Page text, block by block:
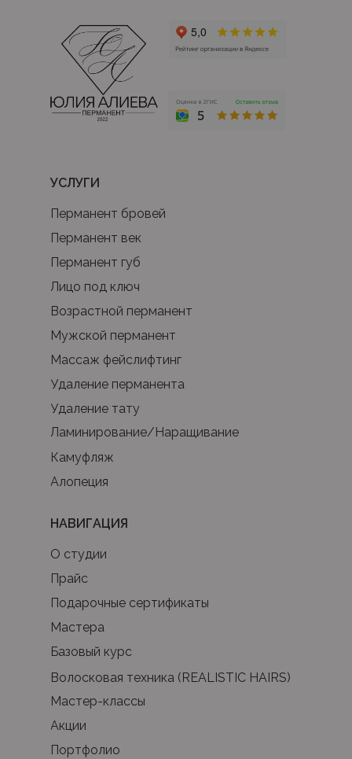
УСЛУГИ
НАВИГАЦИЯ
Портфолио
Мастер-классы
Прайс
Акции
Подарочные сертификаты
Волосковая техника (REALISTIC HAIRS)
Базовый курс
Мастера
О студии
Перманент бровей
Перманент губ
Возрастной перманент
Мужской перманент
Удаление перманента
Удаление тату
Ламинирование/Наращивание
Лицо под ключ
Алопеция
Массаж фейслифтинг
Камуфляж
Перманент век